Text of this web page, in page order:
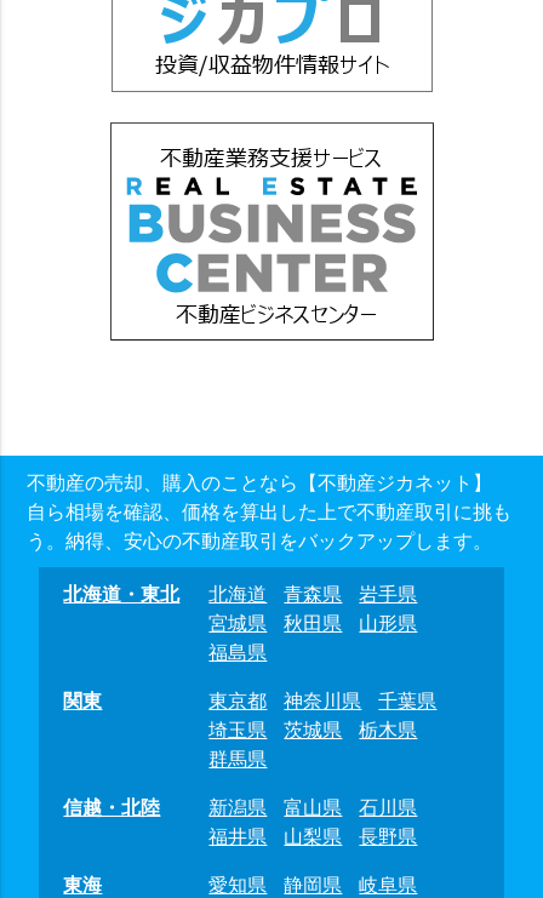
不動産の売却、購入のことなら【不動産ジカネット】
自ら相場を確認、価格を算出した上で不動産取引に挑も
う。納得、安心の不動産取引をバックアップします。
北海道・東北 北海道 青森県
岩手県
宮城県
秋田県
山形県
福島県
関東
東京都 神奈川県
千葉県
埼玉県
茨城県
栃木県
群馬県
信越・北陸
新潟県 富山県
石川県
福井県
山梨県
長野県
東海
愛知県 静岡県 岐阜県